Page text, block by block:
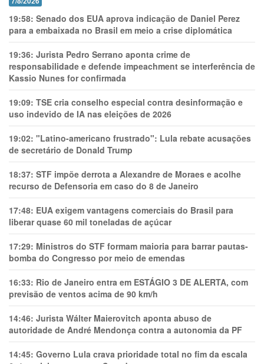
19:58: Senado dos EUA aprova indicação de Daniel Perez
para a embaixada no Brasil em meio a crise diplomática
19:36: Jurista Pedro Serrano aponta crime de
responsabilidade e defende impeachment se interferência de
Kassio Nunes for confirmada
19:09: TSE cria conselho especial contra desinformação e
uso indevido de IA nas eleições de 2026
19:02: "Latino-americano frustrado": Lula rebate acusações
de secretário de Donald Trump
18:37: STF impõe derrota a Alexandre de Moraes e acolhe
recurso de Defensoria em caso do 8 de Janeiro
17:48: EUA exigem vantagens comerciais do Brasil para
liberar quase 60 mil toneladas de açúcar
17:29: Ministros do STF formam maioria para barrar pautas-
bomba do Congresso por meio de emendas
16:33: Rio de Janeiro entra em ESTÁGIO 3 DE ALERTA, com
previsão de ventos acima de 90 km/h
14:46: Jurista Wálter Maierovitch aponta abuso de
autoridade de André Mendonça contra a autonomia da PF
14:45: Governo Lula crava prioridade total no fim da escala